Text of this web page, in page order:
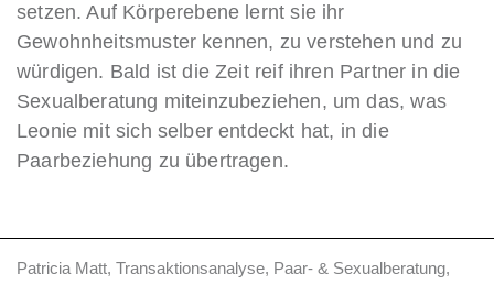
setzen. Auf Körperebene lernt sie ihr
Gewohnheitsmuster kennen, zu verstehen und zu
würdigen. Bald ist die Zeit reif ihren Partner in die
Sexualberatung miteinzubeziehen, um das, was
Leonie mit sich selber entdeckt hat, in die
Paarbeziehung zu übertragen.
Patricia Matt, Transaktionsanalyse, Paar- & Sexualberatung,